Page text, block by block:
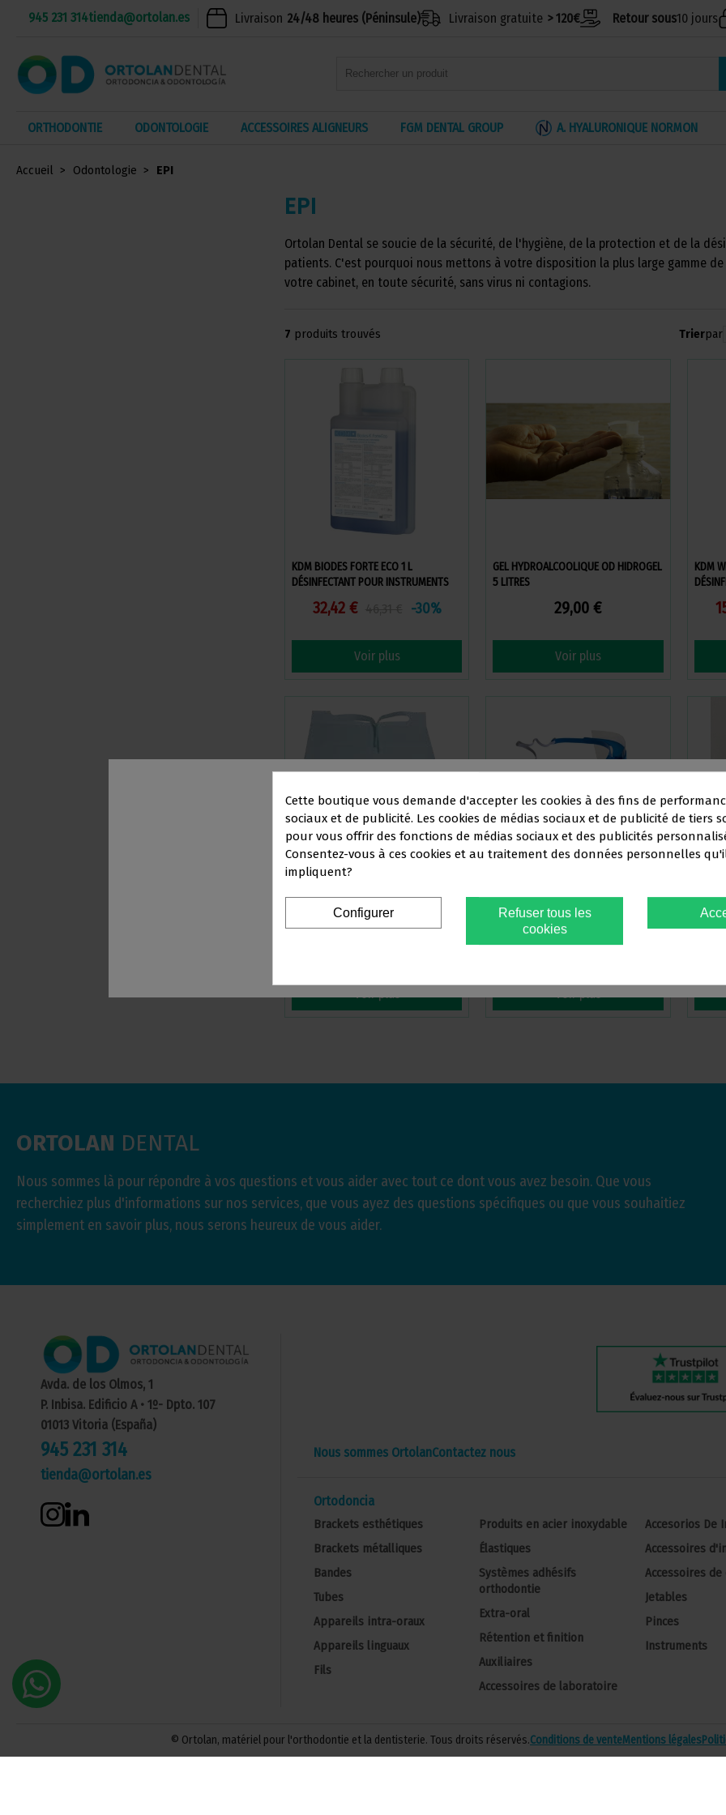
Ce site Web s'adresseexclusivementà
PROFESSIONNELS DU SECTEUR
Vous devez confirmer que vous êtes un professionnel
945 231 314tienda@ortolan.es Livraison 24/48 heures (Péninsule) Livraison gratuite > 120€ Retour sous10 jours
ORTHODONTIE ODONTOLOGIE ACCESSOIRES ALIGNEURS FGM DENTAL GROUP A. HYALURONIQUE NORMON
Accueil Odontologie EPI
EPI
Ortolan Dental se soucie de la sécurité, de l'hygiène, de la protection et de la
patients. C'est pourquoi nous mettons à votre disposition la plus large gamme
votre cabinet, en toute sécurité, sans virus ni contagions.
7 produits trouvés Trierpar
KDM BIODES FORTE ECO 1 L
DÉSINFECTANT POUR INSTRUMENTS
32,42 € -30%
Voir plus
GEL HYDROALCOOLIQUE OD HIDROGEL
5 LITRES
29,00 €
Voir plus
KDM
BAVOIR IMPERMÉABLE 37X50 CM 100
ÉCRAN DE PROTECTION PERSONNELLE
RABATTABLE
9,50 €
GEL
ORTOLAN DENTAL
Nous sommes là pour répondre à vos questions et vous aider avec tout ce dont vous avez besoin. Que vous
recherchiez plus d'informations sur nos services, que vous ayez des questions spécifiques ou que vous souhaitiez
simplement en savoir plus, nous serons heureux de vous aider.
Avda. de los Olmos, 1
P. Inbisa. Edificio A • 1º- Dpto. 107
01013 Vitoria (España)
945 231 314
tienda@ortolan.es
Nous sommes OrtolanContactez nous
Ortodoncia
Brackets esthétiques
Brackets métalliques
Bandes
Tubes
Appareils intra-oraux
Appareils linguaux
Fils
Produits en acier inoxydable
Élastiques
Systèmes adhésifs
orthodontie
Extra-oral
Rétention et finition
Auxiliaires
Accessoires de laboratoire
Accesorios De
Accessoires
Accessoires de
Jetables
Pinces
Instruments
© Ortolan, matériel pour l'orthodontie et la dentisterie. Tous droits réservés.Conditions de venteMentions légales
Cette boutique vous demande d'accepter les cookies à des fins de
sociaux et de publicité. Les cookies de médias sociaux et de publicité de tiers
pour vous offrir des fonctions de médias sociaux et des publicités
Consentez-vous à ces cookies et au traitement des données personnelles
impliquent?
Refuser tous les
cookies
Configurer